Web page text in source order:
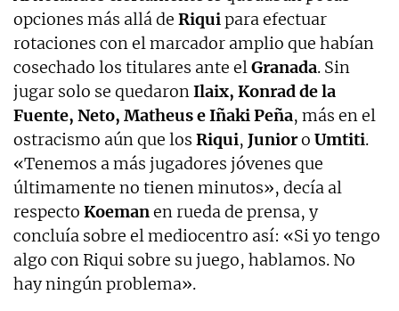
opciones más allá de Riquipara efectuar
rotaciones con el marcador amplio que habían
cosechado los titulares ante elGranada. Sin
jugar solo se quedaronIlaix, Konrad de la
Fuente, Neto, Matheus e Iñaki Peña, más en el
ostracismo aún que los Riqui, Junioro Umtiti.
«Tenemos a más jugadores jóvenes que
últimamente no tienen minutos», decía al
respecto Koemanen rueda de prensa, y
concluía sobre el mediocentro así: «Si yo tengo
algo con Riqui sobre su juego, hablamos. No
hay ningún problema».